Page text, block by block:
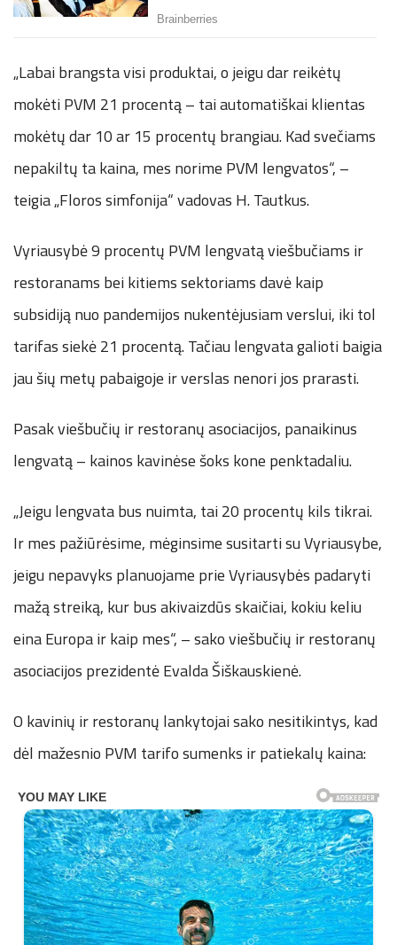
„Labai brangsta visi produktai, o jeigu dar reikėtų
mokėti PVM 21 procentą – tai automatiškai klientas
mokėtų dar 10 ar 15 procentų brangiau. Kad svečiams
nepakiltų ta kaina, mes norime PVM lengvatos“, –
teigia „Floros simfonija“ vadovas H. Tautkus.
Vyriausybė 9 procentų PVM lengvatą viešbučiams ir
restoranams bei kitiems sektoriams davė kaip
subsidiją nuo pandemijos nukentėjusiam verslui, iki tol
tarifas siekė 21 procentą. Tačiau lengvata galioti baigia
jau šių metų pabaigoje ir verslas nenori jos prarasti.
Pasak viešbučių ir restoranų asociacijos, panaikinus
lengvatą – kainos kavinėse šoks kone penktadaliu.
„Jeigu lengvata bus nuimta, tai 20 procentų kils tikrai.
Ir mes pažiūrėsime, mėginsime susitarti su Vyriausybe,
jeigu nepavyks planuojame prie Vyriausybės padaryti
mažą streiką, kur bus akivaizdūs skaičiai, kokiu keliu
eina Europa ir kaip mes“, – sako viešbučių ir restoranų
asociacijos prezidentė Evalda Šiškauskienė.
O kavinių ir restoranų lankytojai sako nesitikintys, kad
dėl mažesnio PVM tarifo sumenks ir patiekalų kaina: